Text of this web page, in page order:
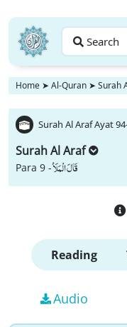
Search
Home ➤ Al-Quran ➤ Surah
Surah Al Araf Ayat
Surah Al Araf
Para 9 -قَالَ الْمَلَاُ
Reading
Audio